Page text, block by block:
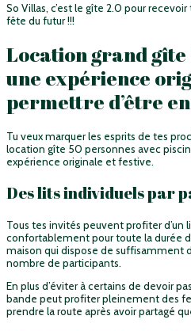
So Villas, c’est le gîte 2.0 pour
fête du futur !!!
Location grand gîte
une expérience
permettre d’être
Tu veux marquer les esprits de tes
location gîte 50 personnes avec
expérience originale et festive.
Des lits individuels par
Tous tes invités peuvent profiter d’un
confortablement pour toute la durée
maison qui dispose de suffisamment
nombre de participants.
En plus d’éviter à certains de devoir
bande peut profiter pleinement des
prendre la route après avoir partagé